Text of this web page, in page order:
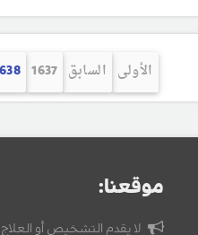
الأولى السابق 1637
موقعنا:
لا يقدم التشخيص أو